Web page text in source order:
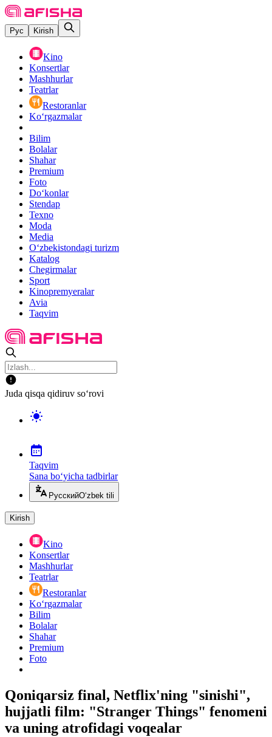
Рус Kirish
Kino
Konsertlar
Mashhurlar
Teatrlar
Restoranlar
Ko‘rgazmalar
Bilim
Bolalar
Shahar
Premium
Foto
Do‘konlar
Stendap
Texno
Moda
Media
O‘zbekistondagi turizm
Katalog
Chegirmalar
Sport
Kinopremyeralar
Avia
Taqvim
Juda qisqa qidiruv so‘rovi
Taqvim
Sana bo‘yicha tadbirlar
РусскийO‘zbek tili
Kirish
Kino
Konsertlar
Mashhurlar
Teatrlar
Restoranlar
Ko‘rgazmalar
Bilim
Bolalar
Shahar
Premium
Foto
Qoniqarsiz final, Netflix'ning "sinishi",
hujjatli film: "Stranger Things" fenomeni
va uning atrofidagi voqealar